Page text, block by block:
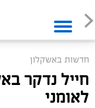
חדשות באשקלון
חייל נדקר
לאומני